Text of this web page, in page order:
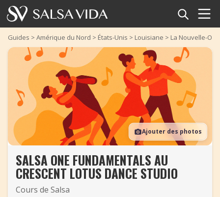
Accueil
Événements
Actualités
Articles
Vidéos
Glossaire
Guides > Amérique du Nord > États-Unis > Louisiane > La Nouvelle-
Ajouter des photos
SALSA ONE FUNDAMENTALS AU
CRESCENT LOTUS DANCE STUDIO
Cours de Salsa